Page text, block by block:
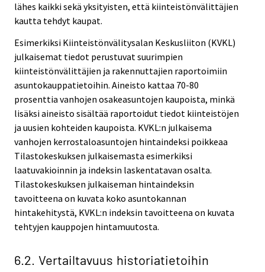
lähes kaikki sekä yksityisten, että kiinteistönvälittäjien
kautta tehdyt kaupat.
Esimerkiksi Kiinteistönvälitysalan Keskusliiton (KVKL)
julkaisemat tiedot perustuvat suurimpien
kiinteistönvälittäjien ja rakennuttajien raportoimiin
asuntokauppatietoihin. Aineisto kattaa 70-80
prosenttia vanhojen osakeasuntojen kaupoista, minkä
lisäksi aineisto sisältää raportoidut tiedot kiinteistöjen
ja uusien kohteiden kaupoista. KVKL:n julkaisema
vanhojen kerrostaloasuntojen hintaindeksi poikkeaa
Tilastokeskuksen julkaisemasta esimerkiksi
laatuvakioinnin ja indeksin laskentatavan osalta.
Tilastokeskuksen julkaiseman hintaindeksin
tavoitteena on kuvata koko asuntokannan
hintakehitystä, KVKL:n indeksin tavoitteena on kuvata
tehtyjen kauppojen hintamuutosta.
6.2. Vertailtavuus historiatietoihin